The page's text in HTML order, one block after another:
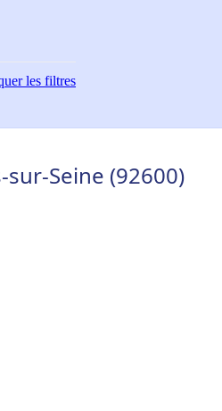
les filtres
Seine (92600)